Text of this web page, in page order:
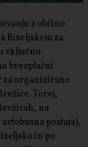
z občino
Bizeljskem za
vključno
brezplačni
za organizirane
Torej,
na
postaja),
in po